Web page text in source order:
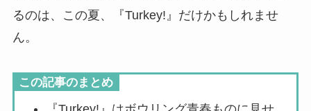
るのは、この夏、『Turkey!』だけかもしれませ
ん。
この記事のまとめ